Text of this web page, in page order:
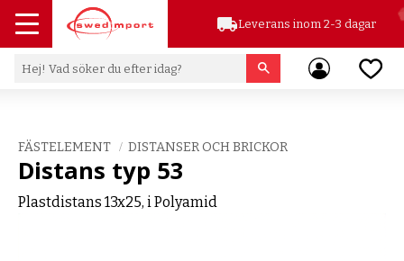
Meny
local_shippingLeverans inom 2-3 dagar
FÄSTELEMENT DISTANSER OCH BRICKOR
Distans typ 53
Plastdistans 13x25, i Polyamid